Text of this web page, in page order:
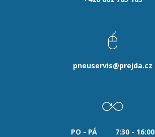
pneuservis@prejda.cz
PO - PÁ
7:30 - 16:00